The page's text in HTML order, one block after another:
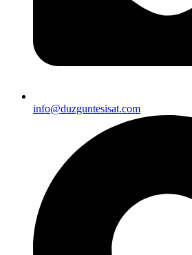
info@duzguntesisat.com